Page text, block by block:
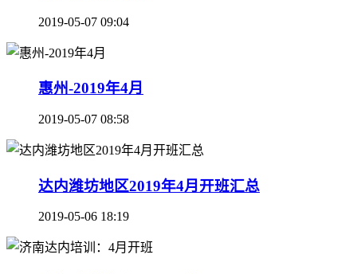
2019-05-07 09:04
惠州-2019年4月
2019-05-07 08:58
达内潍坊地区2019年4月开班汇总
2019-05-06 18:19